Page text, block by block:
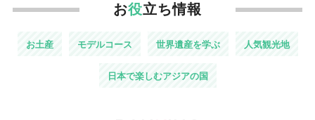
お役立ち情報
お土産 モデルコース 世界遺産を学ぶ 人気観光地
日本で楽しむアジアの国